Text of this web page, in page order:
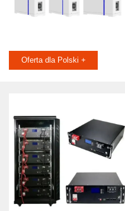
Oferta dla Polski +